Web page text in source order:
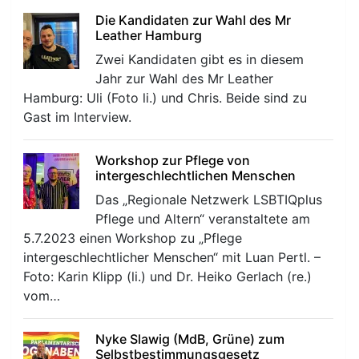
Die Kandidaten zur Wahl des Mr
Leather Hamburg
Zwei Kandidaten gibt es in diesem
Jahr zur Wahl des Mr Leather
Hamburg: Uli (Foto li.) und Chris. Beide sind zu
Gast im Interview.
Workshop zur Pflege von
intergeschlechtlichen Menschen
Das „Regionale Netzwerk LSBTIQplus
Pflege und Altern“ veranstaltete am
5.7.2023 einen Workshop zu „Pflege
intergeschlechtlicher Menschen“ mit Luan Pertl. –
Foto: Karin Klipp (li.) und Dr. Heiko Gerlach (re.)
vom…
Nyke Slawig (MdB, Grüne) zum
Selbstbestimmungsgesetz